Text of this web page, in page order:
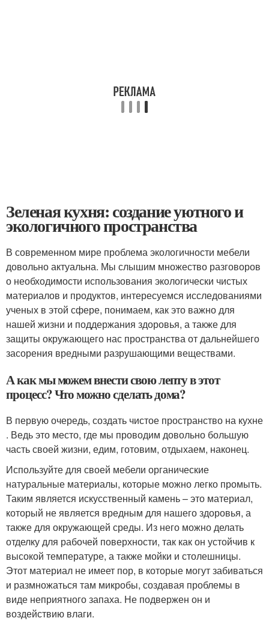
Зеленая кухня: создание уютного и
экологичного пространства
В современном мире проблема экологичности мебели
довольно актуальна. Мы слышим множество разговоров
о необходимости использования экологически чистых
материалов и продуктов, интересуемся исследованиями
ученых в этой сфере, понимаем, как это важно для
нашей жизни и поддержания здоровья, а также для
защиты окружающего нас пространства от дальнейшего
засорения вредными разрушающими веществами.
А как мы можем внести свою лепту в этот
процесс? Что можно сделать дома?
В первую очередь, создать чистое пространство на кухне
. Ведь это место, где мы проводим довольно большую
часть своей жизни, едим, готовим, отдыхаем, наконец.
Используйте для своей мебели органические
натуральные материалы, которые можно легко промыть.
Таким является искусственный камень – это материал,
который не является вредным для нашего здоровья, а
также для окружающей среды. Из него можно делать
отделку для рабочей поверхности, так как он устойчив к
высокой температуре, а также мойки и столешницы.
Этот материал не имеет пор, в которые могут забиваться
и размножаться там микробы, создавая проблемы в
виде неприятного запаха. Не подвержен он и
воздействию влаги.